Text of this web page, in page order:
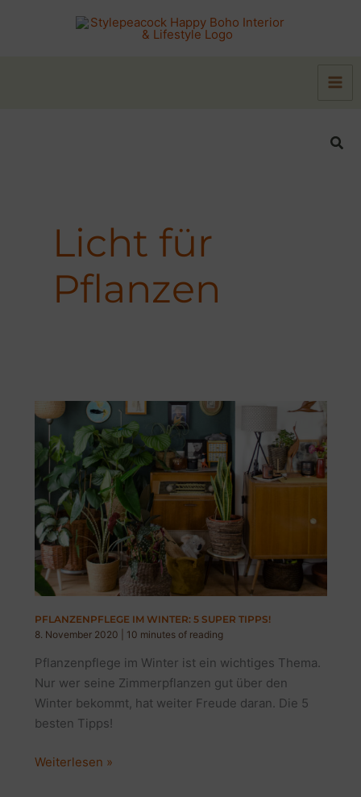
Licht für
Pflanzen
PFLANZENPFLEGE IM WINTER: 5 SUPER TIPPS!
8. November 2020
10 minutes of reading
Pflanzenpflege im Winter ist ein wichtiges Thema.
Nur wer seine Zimmerpflanzen gut über den
Winter bekommt, hat weiter Freude daran. Die 5
besten Tipps!
PFLANZENPFLEGE
Weiterlesen »